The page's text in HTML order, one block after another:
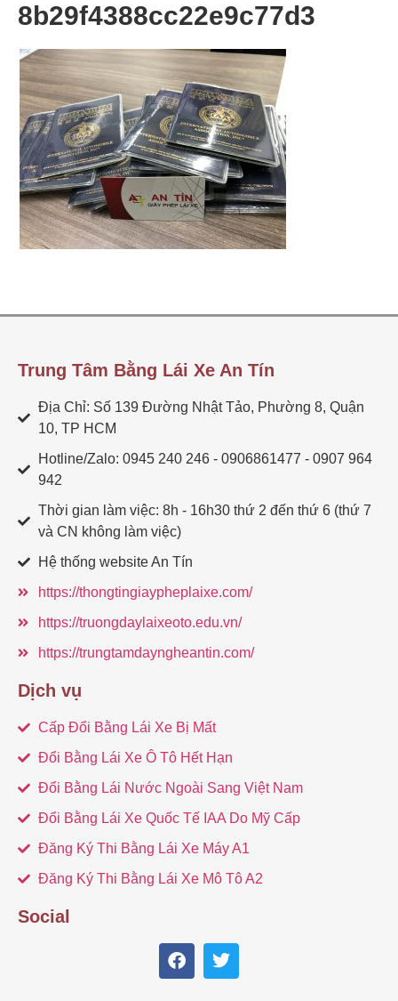
8b29f4388cc22e9c77d3
Trung Tâm Bằng Lái Xe An Tín
Địa Chỉ: Số 139 Đường Nhật Tảo, Phường 8, Quận
10, TP HCM
Hotline/Zalo: 0945 240 246 - 0906861477 - 0907 964
942
Thời gian làm việc: 8h - 16h30 thứ 2 đến thứ 6 (thứ 7
và CN không làm việc)
Hệ thống website An Tín
https://thongtingiaypheplaixe.com/
https://truongdaylaixeoto.edu.vn/
https://trungtamdayngheantin.com/
Dịch vụ
Cấp Đổi Bằng Lái Xe Bị Mất
Đổi Bằng Lái Xe Ô Tô Hết Hạn
Đổi Bằng Lái Nước Ngoài Sang Việt Nam
Đổi Bằng Lái Xe Quốc Tế IAA Do Mỹ Cấp
Đăng Ký Thi Bằng Lái Xe Máy A1
Đăng Ký Thi Bằng Lái Xe Mô Tô A2
Social